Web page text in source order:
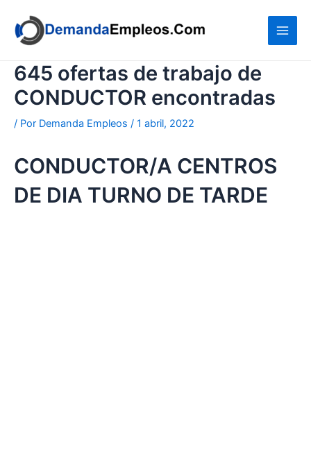
contenido
645 ofertas de trabajo de
CONDUCTOR encontradas
/ Por Demanda Empleos / 1 abril, 2022
CONDUCTOR/A CENTROS
DE DIA TURNO DE TARDE